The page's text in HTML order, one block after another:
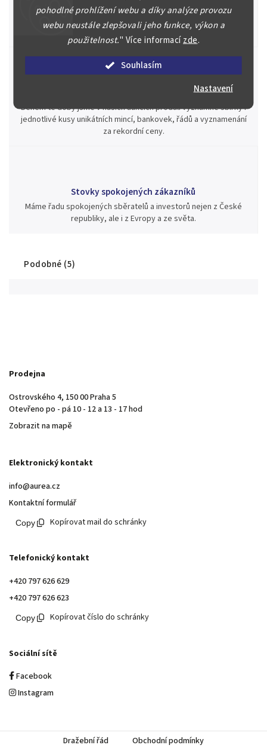
pohodlné prohlížení webu a díky analýze provozu
webu neustále zlepšovali jeho funkce, výkon a
použitelnost." Více informacízde.
Souhlasím
Nastavení
Náš kolektiv specialistů a znalců se Vám bude plně věnovat.
Posoudíme kvalitu a pravost Vašeho materiálu, prodáme v naší
aukci nebo Vám poradíme kam investovat.
Jsme zde pro Vás nepřetržitě již od roku 2000
Během té doby jsme v našich aukcích prodali významné sbírky i
jednotlivé kusy unikátních mincí, bankovek, řádů a vyznamenání
za rekordní ceny.
Stovky spokojených zákazníků
Máme řadu spokojených sběratelů a investorů nejen z České
republiky, ale i z Evropy a ze světa.
Podobné (5)
Prodejna
Ostrovského 4, 150 00 Praha 5
Otevřeno po - pá 10 - 12 a 13 - 17 hod
Zobrazit na mapě
Elektronický kontakt
info@aurea.cz
Kontaktní formulář
Kopírovat mail do schránky
Telefonický kontakt
+420 797 626 629
+420 797 626 623
Kopírovat číslo do schránky
Sociální sítě
Facebook
Instagram
Dražební řád Obchodní podmínky